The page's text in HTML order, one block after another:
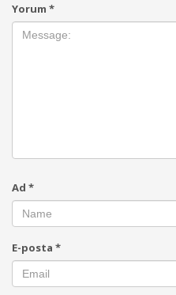
Yorum *
Ad *
E-posta *